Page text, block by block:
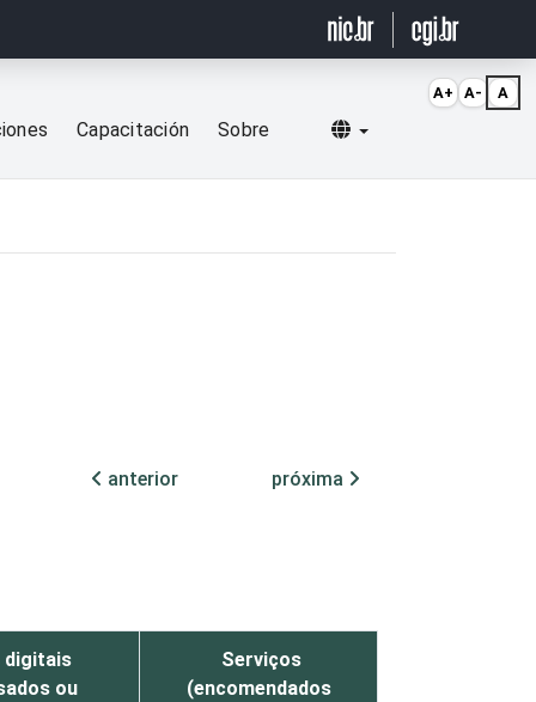
Capacitación Sobre Selecionar idioma
anterior
próxima
digitais
ou
Serviços
(encomendados
A+ A- A